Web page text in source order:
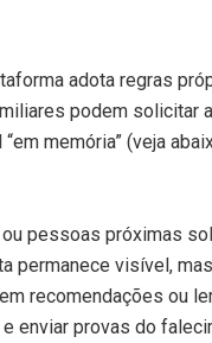
adota regras
podem solicitar
memória” (veja
pessoas próximas
permanece visível,
recomendações ou
enviar provas do